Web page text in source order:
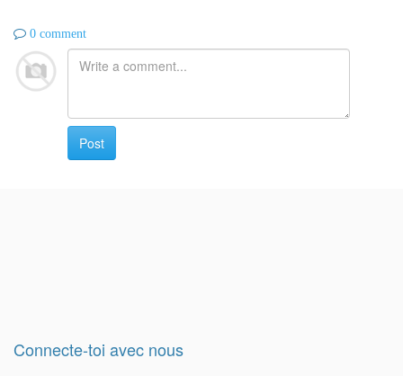
0 comment
Post
Connecte-toi avec nous